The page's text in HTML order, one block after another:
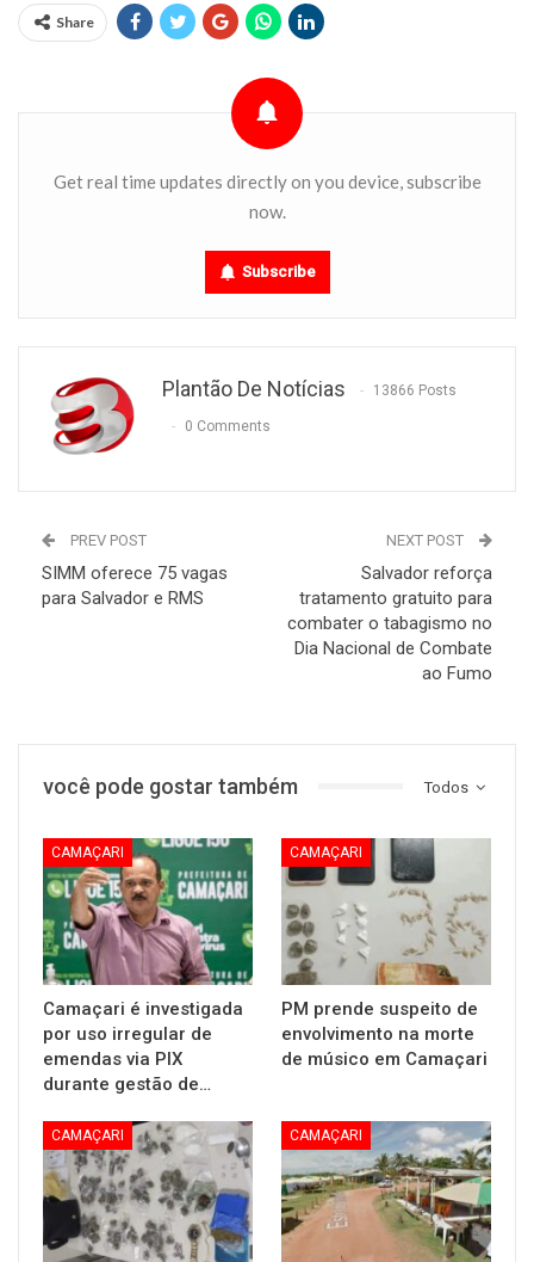
Share
Get real time updates directly on you device, subscribe
now.
Subscribe
Plantão De Notícias 13866 Posts
0 Comments
PREV POST
SIMM oferece 75 vagas
para Salvador e RMS
NEXT POST
Salvador reforça
tratamento gratuito para
combater o tabagismo no
Dia Nacional de Combate
ao Fumo
Todos
você pode gostar também
CAMAÇARI
Camaçari é investigada
por uso irregular de
emendas via PIX
durante gestão de…
CAMAÇARI
PM prende suspeito de
envolvimento na morte
de músico em Camaçari
CAMAÇARI CAMAÇARI